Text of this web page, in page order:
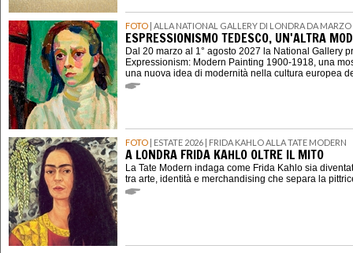
FOTO | ALLA NATIONAL GALLERY DI LONDRA DA
ESPRESSIONISMO TEDESCO, UN'ALTRA
Dal 20 marzo al 1° agosto 2027 la National Gallery
Expressionism: Modern Painting 1900-1918, una
una nuova idea di modernità nella cultura europea
FOTO | ESTATE 2026 | FRIDA KAHLO ALLA TATE MODERN
A LONDRA FRIDA KAHLO OLTRE IL MITO
La Tate Modern indaga come Frida Kahlo sia
tra arte, identità e merchandising che separa la